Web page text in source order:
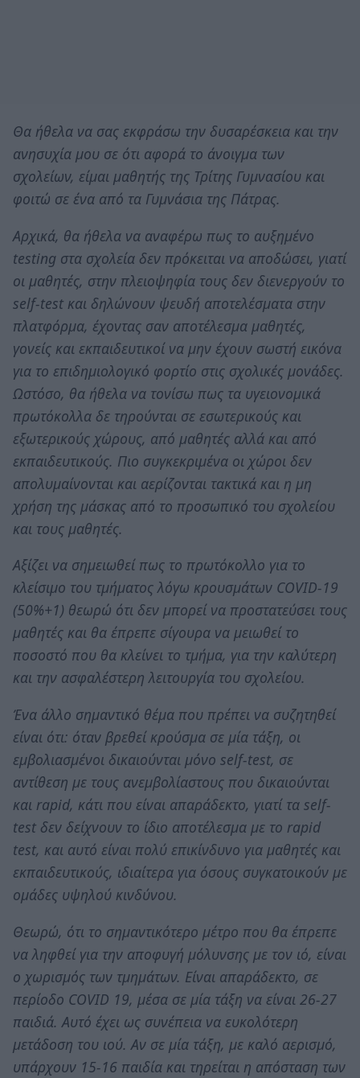
Θα ήθελα να σας εκφράσω την δυσαρέσκεια και την
ανησυχία μου σε ότι αφορά το άνοιγμα των
σχολείων, είμαι μαθητής της Τρίτης Γυμνασίου και
φοιτώ σε ένα από τα Γυμνάσια της Πάτρας.
Αρχικά, θα ήθελα να αναφέρω πως το αυξημένο
testing στα σχολεία δεν πρόκειται να αποδώσει, γιατί
οι μαθητές, στην πλειοψηφία τους δεν διενεργούν το
self-test και δηλώνουν ψευδή αποτελέσματα στην
πλατφόρμα, έχοντας σαν αποτέλεσμα μαθητές,
γονείς και εκπαιδευτικοί να μην έχουν σωστή εικόνα
για το επιδημιολογικό φορτίο στις σχολικές μονάδες.
Ωστόσο, θα ήθελα να τονίσω πως τα υγειονομικά
πρωτόκολλα δε τηρούνται σε εσωτερικούς και
εξωτερικούς χώρους, από μαθητές αλλά και από
εκπαιδευτικούς. Πιο συγκεκριμένα οι χώροι δεν
απολυμαίνονται και αερίζονται τακτικά και η μη
χρήση της μάσκας από το προσωπικό του σχολείου
και τους μαθητές.
Αξίζει να σημειωθεί πως το πρωτόκολλο για το
κλείσιμο του τμήματος λόγω κρουσμάτων COVID-19
(50%+1) θεωρώ ότι δεν μπορεί να προστατεύσει τους
μαθητές και θα έπρεπε σίγουρα να μειωθεί το
ποσοστό που θα κλείνει το τμήμα, για την καλύτερη
και την ασφαλέστερη λειτουργία του σχολείου.
Ένα άλλο σημαντικό θέμα που πρέπει να συζητηθεί
είναι ότι: όταν βρεθεί κρούσμα σε μία τάξη, οι
εμβολιασμένοι δικαιούνται μόνο self-test, σε
αντίθεση με τους ανεμβολίαστους που δικαιούνται
και rapid, κάτι που είναι απαράδεκτο, γιατί τα self-
test δεν δείχνουν το ίδιο αποτέλεσμα με το rapid
test, και αυτό είναι πολύ επικίνδυνο για μαθητές και
εκπαιδευτικούς, ιδιαίτερα για όσους συγκατοικούν με
ομάδες υψηλού κινδύνου.
Θεωρώ, ότι το σημαντικότερο μέτρο που θα έπρεπε
να ληφθεί για την αποφυγή μόλυνσης με τον ιό, είναι
o χωρισμός των τμημάτων. Είναι απαράδεκτο, σε
περίοδο COVID 19, μέσα σε μία τάξη να είναι 26-27
παιδιά. Αυτό έχει ως συνέπεια να ευκολότερη
μετάδοση του ιού. Αν σε μία τάξη, με καλό αερισμό,
υπάρχουν 15-16 παιδία και τηρείται η απόσταση των